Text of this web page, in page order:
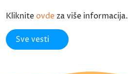
Kliknite ovde za više informacija.
Sve vesti